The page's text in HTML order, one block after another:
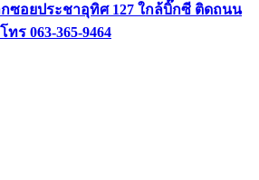
ซอยประชาอุทิศ 127 ใกล้บิ๊กซี ติดถนน
ร 063-365-9464